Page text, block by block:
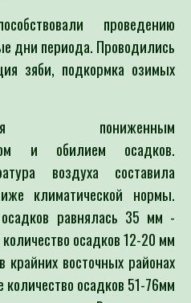
проведению
дни периода. Проводились
зяби, подкормка озимых
пониженным
и обилием осадков.
воздуха составила
климатической нормы.
равнялась 35 мм -
осадков 12-20 мм
восточных районах
количество осадков 51-76мм